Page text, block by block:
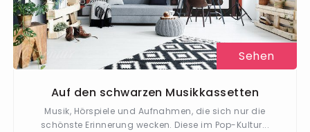
Sehen
Auf den schwarzen Musikkassetten
Musik, Hörspiele und Aufnahmen, die sich nur die
schönste Erinnerung wecken. Diese im Pop-Kultur...